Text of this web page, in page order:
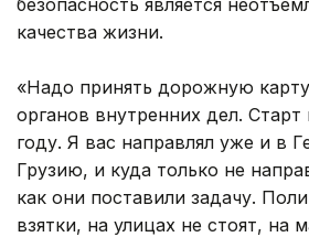
качества жизни.
«Надо принять дорожную
органов внутренних дел. Старт
году. Я вас направлял уже и в
Грузию, и куда только не
как они поставили задачу.
взятки, на улицах не стоят, на